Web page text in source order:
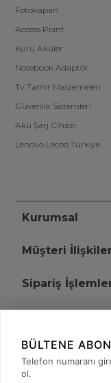
Fotokapan
Access Point
Kuru Aküler
Notebook Adaptör
Tv Tamir Malzemeleri
Güvenlik Sistemleri
Akü Şarj Cihazı
Lenovo Lecoo Türkiye
Kurumsal
Müşteri
Sipariş
BÜLTENE
Telefon numaranı
ol.